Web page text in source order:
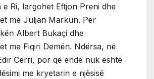
e Ri, largohet Eftjon Preni dhe
me Juljan Markun. Për
Albert Bukaçi dhe
me Fiqiri Demën. Ndërsa, në
Cërri, por që ende nuk është
me kryetarin e njësisë